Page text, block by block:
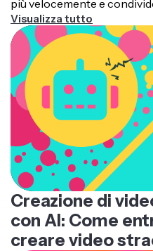
più velocemente e
Visualizza tutto
Creazione di
con AI: Come
creare video